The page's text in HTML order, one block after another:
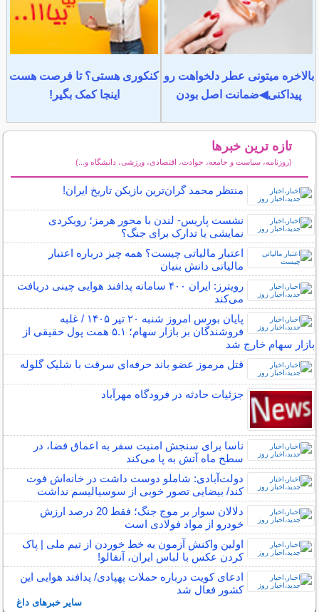
بالاخره میتونی عطر دلخواهت رو
پیداکنی◀ضمانت اصل بودن
کنکوری هستی؟ تا فرصت هست
اینجا کمک بگیر!
تازه ترین خبرها
(روزنامه، سیاست و جامعه، حوادث، اقتصادی، ورزشی، دانشگاه و...)
منتظر محمد گران‌ترین بازیکن تاریخ ایران!
نشست پاریس- لندن با محور هرمز؛ رویکردی
نمایشی یا تدارک برای جنگ؟
اعتبار مالیاتی چیست؟ همه چیز درباره اعتبار
مالیاتی دانش بنیان
رویترز: ایران ۴۰۰ سامانه پدافند هوایی چینی دریافت
می‌کند
پایان بورس امروز شنبه ۲۰ تیر ۱۴۰۵ / غلبه
فروشندگان بر بازار سهام؛ ۵.۱ همت پول حقیقی از
بازار سهام خارج شد
قتل مرموز عضو باند حرفه‌ای سرقت با شلیک گلوله
جزئیات حادثه در فرودگاه مهرآباد
ناسا برای سنجش امنیت سفر به اعماق فضا، در
سطح ماه آتش به پا می‌کند
دولت‌آبادی: شاملو دوست داشت در خانه‌اش فوت
کند/ بیضایی تصور خوبی از سوسیالیسم نداشت
دلالان سوار بر موج جنگ؛ فقط 20 درصد ارزش
خودرو از مواد فولادی است
اولین واکنش آزمون به خط خوردن از تیم ملی | پاک
کردن عکس با لباس ایران، آنفالو!
ادعای کویت درباره حملات پهپادی/ پدافند هوایی این
کشور فعال شد
سایر خبرهای داغ